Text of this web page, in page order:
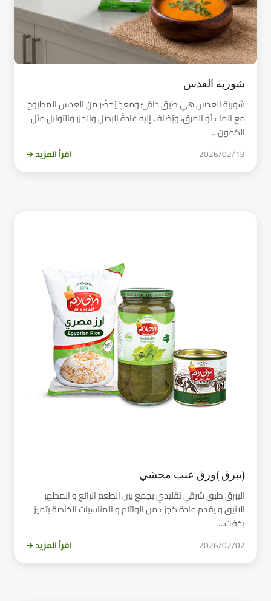
شوربة العدس
شوربة العدس هي طبق دافئ ومغذٍ يُحضَّر من العدس المطبوخ
مع الماء أو المرق، ويُضاف إليه عادةً البصل والجزر والتوابل مثل
الكمون.…
2026/02/19 اقرأ المزيد →
(يبرق )ورق عنب محشي
اليبرق طبق شرقي تقليدي يجمع بين الطعم الرائع و المظهر
الانيق و يقدم عادة كجزء من الواتئم و المناسبات الخاصة يتميز
بخفت…
2026/02/02 اقرأ المزيد →